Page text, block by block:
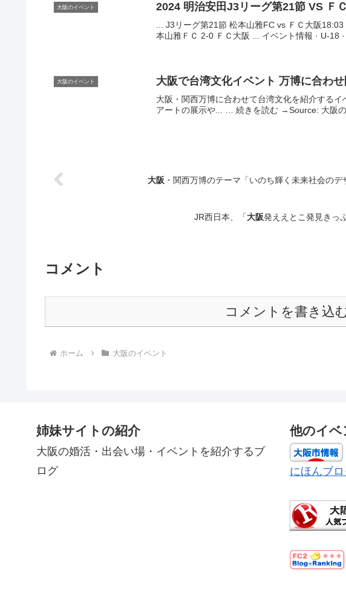
大阪のイベント 2024 明治安田J3リーグ第21節 VS ＦＣ
... J3リーグ第21節 松本山雅FC vs ＦＣ大阪
本山雅ＦＣ 2-0 ＦＣ大阪 ... イベント情報￼ · U-18
大阪のイベント 大阪で台湾文化イベント 万博に合わ
大阪・関西万博に合わせて台湾文化を紹介する
アートの展示や... … 続きを読む →Source: 大阪
大阪 ・関西万博のテーマ「いのち輝く未来社会の
JR西日本、「大阪発ええとこ発見きっ
コメント
コメントを書き込
ホーム 大阪のイベント
姉妹サイトの紹介
大阪の婚活・出会い場・イベントを紹介するブ
ログ
他のイベ
にほんブ